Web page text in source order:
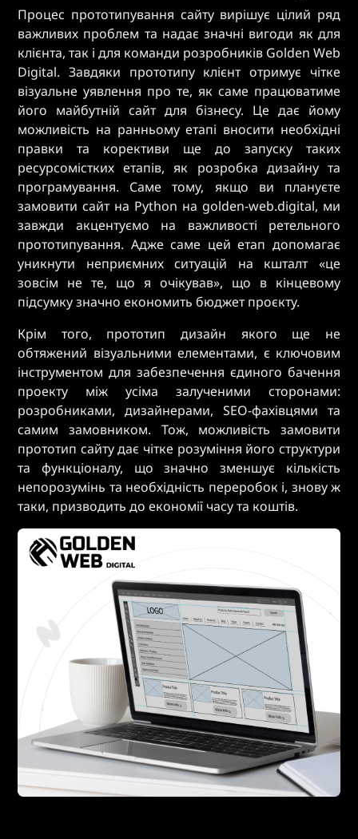
Процес прототипування сайту вирішує цілий ряд
важливих проблем та надає значні вигоди як для
клієнта, так і для команди розробників Golden Web
Digital. Завдяки прототипу клієнт отримує чітке
візуальне уявлення про те, як саме працюватиме
його майбутній сайт для бізнесу. Це дає йому
можливість на ранньому етапі вносити необхідні
правки та корективи ще до запуску таких
ресурсомістких етапів, як розробка дизайну та
програмування. Саме тому, якщо ви плануєте
замовити сайт на Python на golden-web.digital, ми
завжди акцентуємо на важливості ретельного
прототипування. Адже саме цей етап допомагає
уникнути неприємних ситуацій на кшталт «це
зовсім не те, що я очікував», що в кінцевому
підсумку значно економить бюджет проєкту.
Крім того, прототип дизайн якого ще не
обтяжений візуальними елементами, є ключовим
інструментом для забезпечення єдиного бачення
проекту між усіма залученими сторонами:
розробниками, дизайнерами, SEO-фахівцями та
самим замовником. Тож, можливість замовити
прототип сайту дає чітке розуміння його структури
та функціоналу, що значно зменшує кількість
непорозумінь та необхідність переробок і, знову ж
таки, призводить до економії часу та коштів.